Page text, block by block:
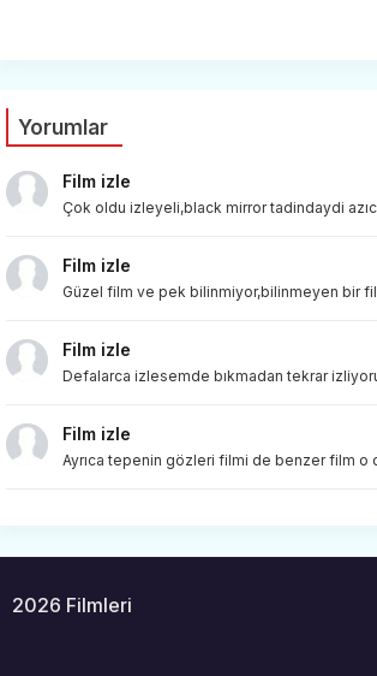
Yorumlar
Film izle
Çok oldu izleyeli,black mirror tadindaydi
Film izle
Güzel film ve pek bilinmiyor,bilinmeyen bir
Film izle
Defalarca izlesemde bıkmadan tekrar
Film izle
Ayrıca tepenin gözleri filmi de benzer film o
2026 Filmleri